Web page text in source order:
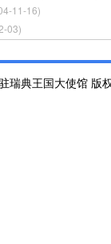
11-16)
03)
瑞典王国大使馆 版